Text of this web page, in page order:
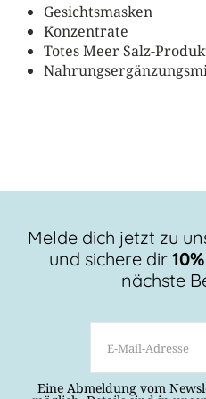
Gesichtsmasken
Konzentrate
Totes Meer Salz-
Melde dich jetzt zu
und sichere dir
nächste
Eine Abmeldung vom